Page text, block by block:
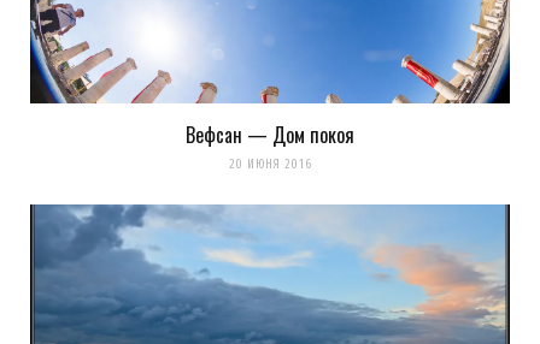
Вефсан — Дом покоя
20 ИЮНЯ 2016